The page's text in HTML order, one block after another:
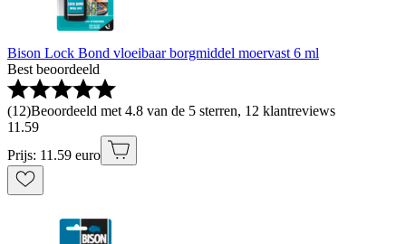
Bison Lock Bond vloeibaar borgmiddel moervast 6 ml
Best beoordeeld
(12)Beoordeeld met 4.8 van de 5 sterren, 12 klantreviews
11 .59
Prijs: 11.59 euro